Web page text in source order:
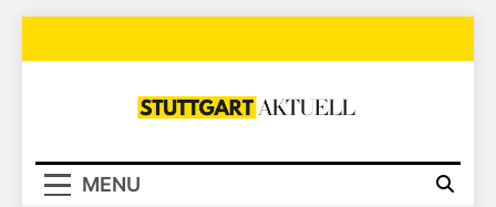
Stuttgart
MENU